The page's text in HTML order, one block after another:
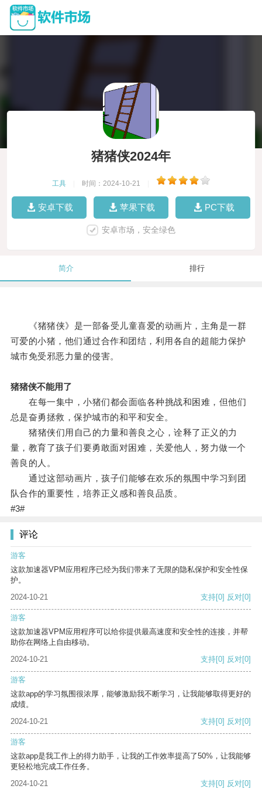
猪猪侠2024年
工具 时间：2024-10-21
安卓下载 苹果下载 PC下载
安卓市场，安全绿色
简介 排行
《猪猪侠》是一部备受儿童喜爱的动画片，主角是一群
可爱的小猪，他们通过合作和团结，利用各自的超能力保护
城市免受邪恶力量的侵害。
猪猪侠不能用了
在每一集中，小猪们都会面临各种挑战和困难，但他们
总是奋勇拯救，保护城市的和平和安全。
猪猪侠们用自己的力量和善良之心，诠释了正义的力
量，教育了孩子们要勇敢面对困难，关爱他人，努力做一个
善良的人。
通过这部动画片，孩子们能够在欢乐的氛围中学习到团
队合作的重要性，培养正义感和善良品质。
#3#
评论
游客
这款加速器VPM应用程序已经为我们带来了无限的隐私保护和安全性保
护。
2024-10-21
支持[0] 反对[0]
游客
这款加速器VPM应用程序可以给你提供最高速度和安全性的连接，并帮
助你在网络上自由移动。
2024-10-21
支持[0] 反对[0]
游客
这款app的学习氛围很浓厚，能够激励我不断学习，让我能够取得更好的
成绩。
2024-10-21
支持[0] 反对[0]
游客
这款app是我工作上的得力助手，让我的工作效率提高了50%，让我能够
更轻松地完成工作任务。
2024-10-21
支持[0] 反对[0]